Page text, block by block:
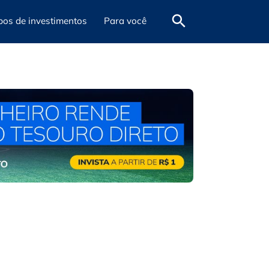
de investimentos Para você